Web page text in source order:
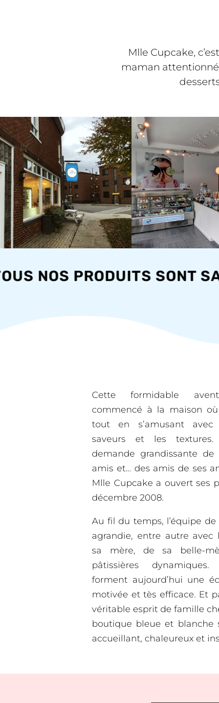
Mlle Cupcake,
maman
NOS PRODUITS SONT
Cette formidable
commencé à la maison
tout en s’amusant
saveurs et les
demande grandissante
amis et… des amis de ses
Mlle Cupcake a ouvert ses
décembre 2008.
Au fil du temps, l’équipe de
agrandie, entre autre avec
sa mère, de sa belle-
pâtissières
forment aujourd’hui une
motivée et tès efficace. Et
véritable esprit de famille
boutique bleue et blanche
accueillant, chaleureux et